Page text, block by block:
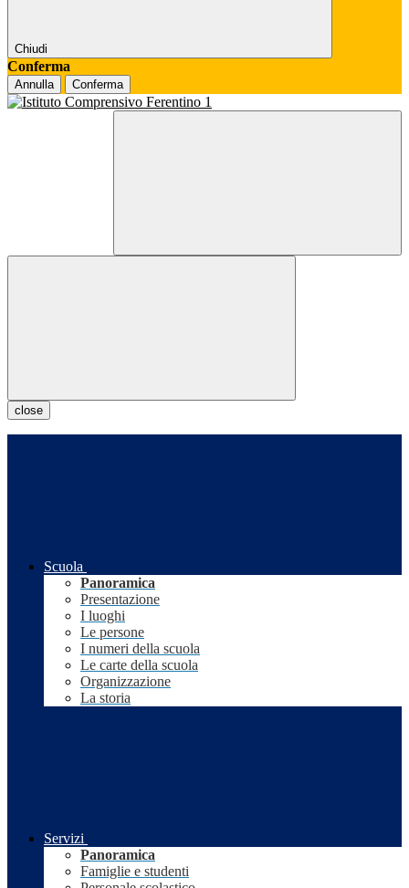
Chiudi
Conferma
Annulla Conferma
close
Scuola
Panoramica
Presentazione
I luoghi
Le persone
I numeri della scuola
Le carte della scuola
Organizzazione
La storia
Servizi
Panoramica
Famiglie e studenti